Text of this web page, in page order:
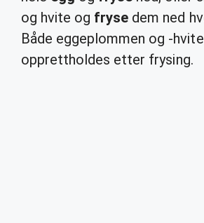
og hvite og fryse dem ned
Både eggeplommen og -
opprettholdes etter frysing.